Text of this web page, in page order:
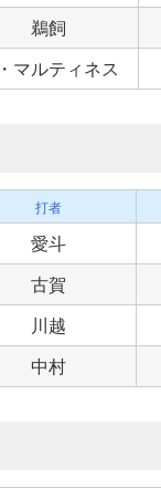
鵜飼
マルティネス
打者
愛斗
古賀
川越
中村